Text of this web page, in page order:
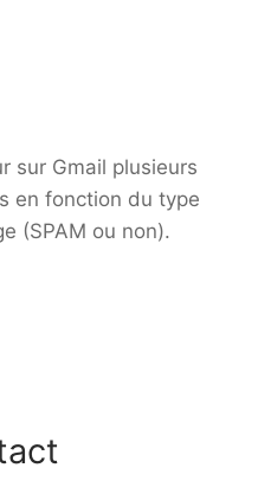
sur Gmail plusieurs
en fonction du type
(SPAM ou non).